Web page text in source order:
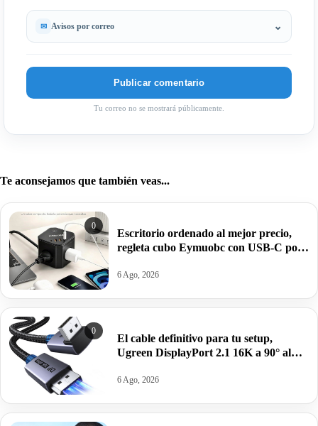
Avisos por correo
Tu correo no se mostrará públicamente.
Te aconsejamos que también veas...
0
Escritorio ordenado al mejor precio,
regleta cubo Eymuobc con USB-C por
6 Ago, 2026
0
El cable definitivo para tu setup,
Ugreen DisplayPort 2.1 16K a 90° al
6 Ago, 2026